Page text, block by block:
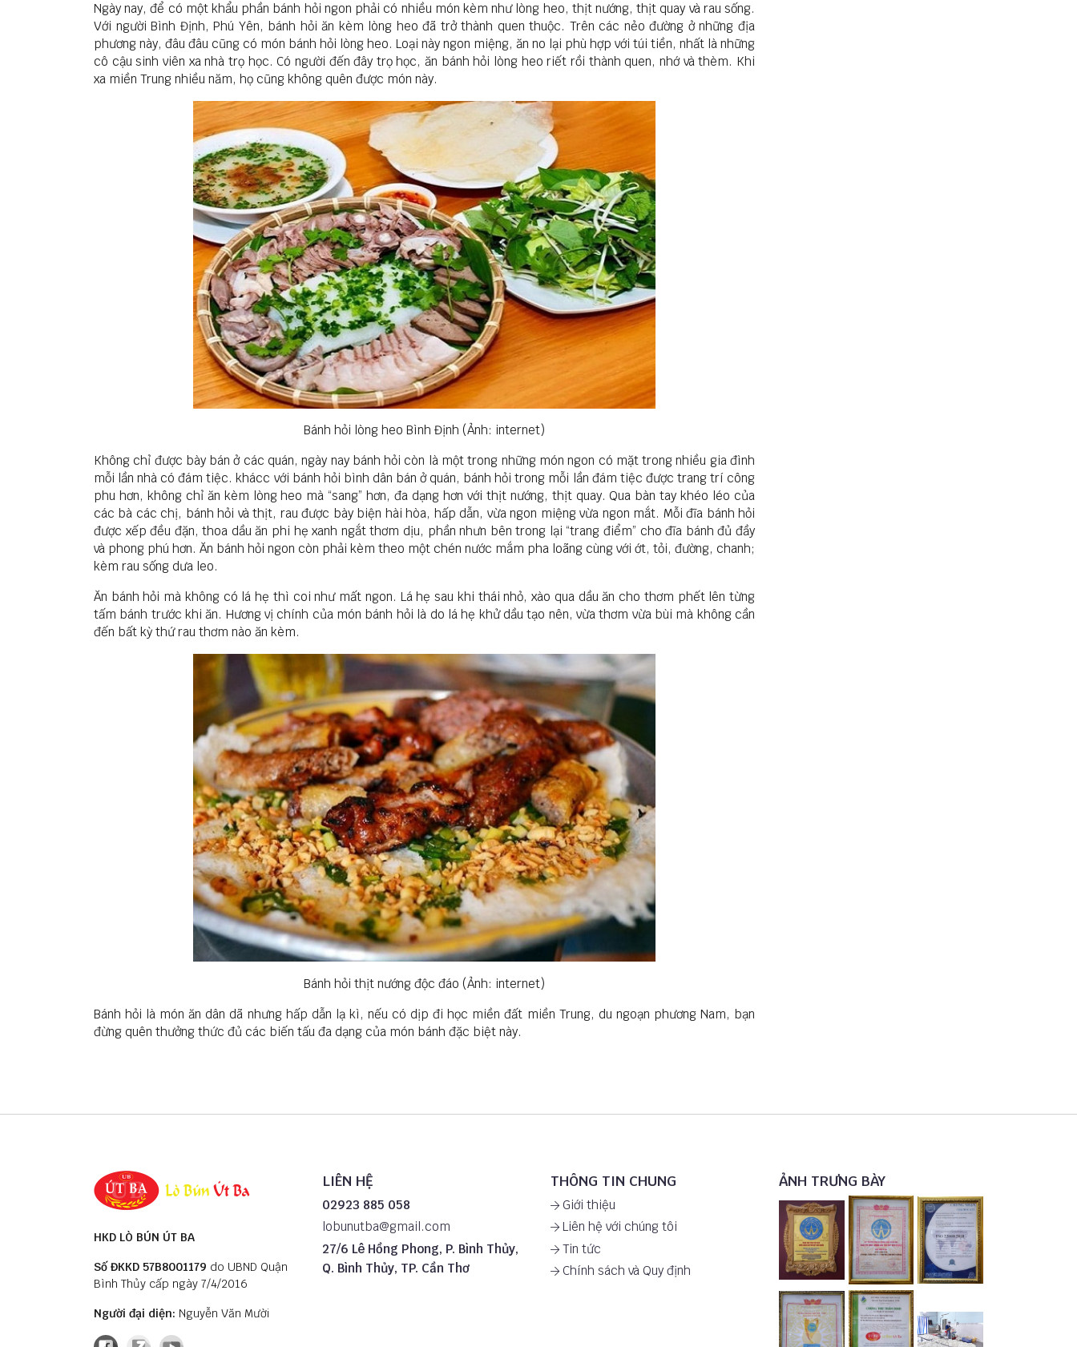
​Ngày nay, để có một khẩu phần bánh hỏi ngon phải có nhiều món kèm như lòng heo, thịt nướng, thịt quay và rau sống.
Với người Bình Định, Phú Yên, bánh hỏi ăn kèm lòng heo đã trở thành quen thuộc. Trên các nẻo đường ở những địa
phương này, đâu đâu cũng có món bánh hỏi lòng heo. Loại này ngon miệng, ăn no lại phù hợp với túi tiền, nhất là những
cô cậu sinh viên xa nhà trọ học. Có người đến đây trọ học, ăn bánh hỏi lòng heo riết rồi thành quen, nhớ và thèm. Khi
xa miền Trung nhiều năm, họ cũng không quên được món này.
Bánh hỏi lòng heo Bình Định (Ảnh: internet)
​Không chỉ được bày bán ở các quán, ngày nay bánh hỏi còn là một trong những món ngon có mặt trong nhiều gia đình
mỗi lần nhà có đám tiệc. khácc với bánh hỏi bình dân bán ở quán, bánh hỏi trong mỗi lần đám tiệc được trang trí công
phu hơn, không chỉ ăn kèm lòng heo mà “sang” hơn, đa dạng hơn với thịt nướng, thịt quay. Qua bàn tay khéo léo của
các bà các chị, bánh hỏi và thịt, rau được bày biện hài hòa, hấp dẫn, vừa ngon miệng vừa ngon mắt. Mỗi đĩa bánh hỏi
được xếp đều đặn, thoa dầu ăn phi hẹ xanh ngắt thơm dịu, phần nhưn bên trong lại “trang điểm” cho đĩa bánh đủ đầy
và phong phú hơn. Ăn bánh hỏi ngon còn phải kèm theo một chén nước mắm pha loãng cùng với ớt, tỏi, đường, chanh;
kèm rau sống dưa leo.
Ăn bánh hỏi mà không có lá hẹ thì coi như mất ngon. Lá hẹ sau khi thái nhỏ, xào qua dầu ăn cho thơm phết lên từng
tấm bánh trước khi ăn. Hương vị chính của món bánh hỏi là do lá hẹ khử dầu tạo nên, vừa thơm vừa bùi mà không cần
đến bất kỳ thứ rau thơm nào ăn kèm.
Bánh hỏi thịt nướng độc đáo (Ảnh: internet)
​Bánh hỏi là món ăn dân dã nhưng hấp dẫn lạ kì, nếu có dịp đi học miền đất miền Trung, du ngoạn phương Nam, bạn
đừng quên thưởng thức đủ các biến tấu đa dạng của món bánh đặc biệt này.
HKD LÒ BÚN ÚT BA
Số ĐKKD 57B8001179 do UBND Quận
Bình Thủy cấp ngày 7/4/2016
Người đại diện: Nguyễn Văn Mười
LIÊN HỆ
02923 885 058
lobunutba@gmail.com
27/6 Lê Hồng Phong, P. Bình Thủy,
Q. Bình Thủy, TP. Cần Thơ
THÔNG TIN CHUNG
Giới thiệu
Liên hệ với chúng tôi
Tin tức
Chính sách và Quy định
ẢNH TRƯNG BÀY